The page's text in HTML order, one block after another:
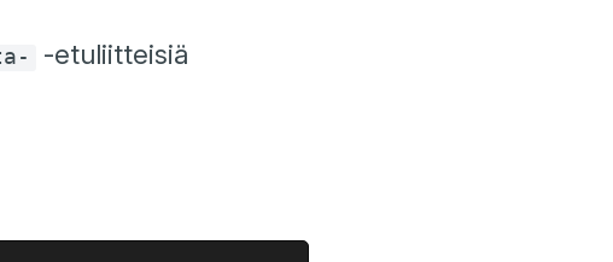
-etuliitteisiä